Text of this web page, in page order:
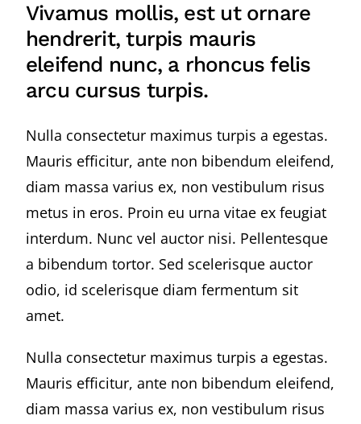
Vivamus mollis, est ut ornare
hendrerit, turpis mauris
eleifend nunc, a rhoncus felis
arcu cursus turpis.
Nulla consectetur maximus turpis a egestas.
Mauris efficitur, ante non bibendum eleifend,
diam massa varius ex, non vestibulum risus
metus in eros. Proin eu urna vitae ex feugiat
interdum. Nunc vel auctor nisi. Pellentesque
a bibendum tortor. Sed scelerisque auctor
odio, id scelerisque diam fermentum sit
amet.
Nulla consectetur maximus turpis a egestas.
Mauris efficitur, ante non bibendum eleifend,
diam massa varius ex, non vestibulum risus